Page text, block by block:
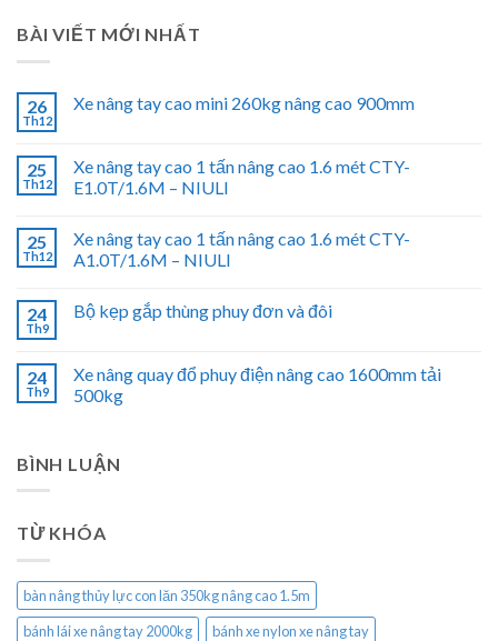
BÀI VIẾT MỚI NHẤT
26
Th12
Xe nâng tay cao mini 260kg nâng cao 900mm
25
Th12
Xe nâng tay cao 1 tấn nâng cao 1.6 mét CTY-
E1.0T/1.6M – NIULI
25
Th12
Xe nâng tay cao 1 tấn nâng cao 1.6 mét CTY-
A1.0T/1.6M – NIULI
24
Th9
Bộ kẹp gắp thùng phuy đơn và đôi
24
Th9
Xe nâng quay đổ phuy điện nâng cao 1600mm tải
500kg
BÌNH LUẬN
TỪ KHÓA
bàn nâng thủy lực con lăn 350kg nâng cao 1.5m
bánh lái xe nâng tay 2000kg
bánh xe nylon xe nâng tay